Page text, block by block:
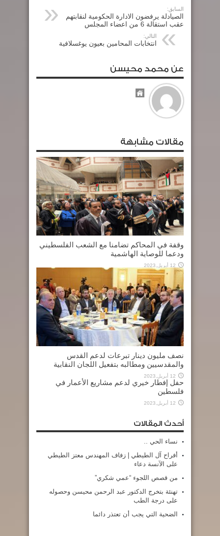
السابق:
الصيادلة يرفضون الادارة الحكومية لنقابتهم
عقب استقالة 6 من اعضاء المجلس
التالي:
انتخابات المحامين بعيون يوغسلافية
عن محمد محيسن
مقالات مشابهة
وقفة في المحاكم تضامنا مع الشعب الفلسطيني
ودعما للوصاية الهاشمية
12 أبريل,2023
نصف مليون دينار تبرعات لدعم القدس
والمقدسيين ومطالبه بتفعيل اللجان النقابية
12 أبريل,2023
حفل إفطار خيري لدعم مشاريع الأعمار في
فلسطين
12 أبريل,2023
أحدث المقالات
نساء الحي ..
أفراح آل الطيطي | زفاف المهندس معتز الطيطي
على الآنسة دعاء
من قصص اللجوء “عمي شكري”
تهنئة بتخرج الدكتور عبد الرحمن محيسن وحصوله
على درجة الطب
الضحية التي يجب أن تعتذر دائما